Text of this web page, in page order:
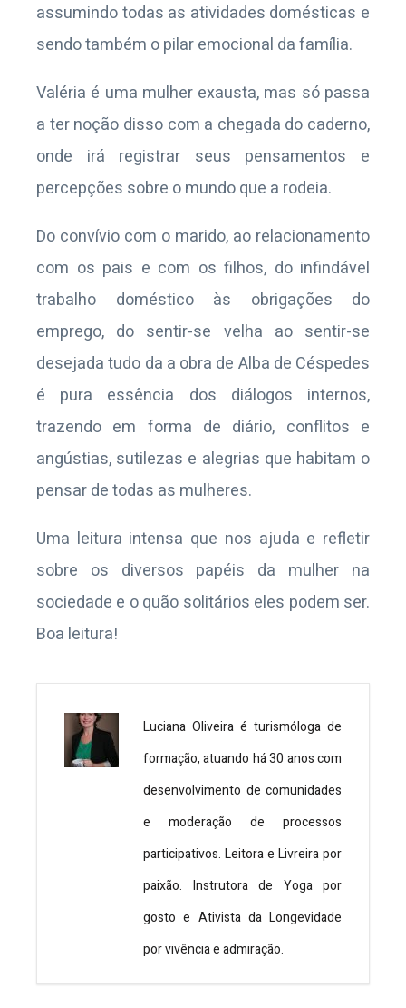
assumindo todas as atividades domésticas e
sendo também o pilar emocional da família.
Valéria é uma mulher exausta, mas só passa
a ter noção disso com a chegada do caderno,
onde irá registrar seus pensamentos e
percepções sobre o mundo que a rodeia.
Do convívio com o marido, ao relacionamento
com os pais e com os filhos, do infindável
trabalho doméstico às obrigações do
emprego, do sentir-se velha ao sentir-se
desejada tudo da a obra de Alba de Céspedes
é pura essência dos diálogos internos,
trazendo em forma de diário, conflitos e
angústias, sutilezas e alegrias que habitam o
pensar de todas as mulheres.
Uma leitura intensa que nos ajuda e refletir
sobre os diversos papéis da mulher na
sociedade e o quão solitários eles podem ser.
Boa leitura!
Luciana Oliveira é turismóloga de
formação, atuando há 30 anos com
desenvolvimento de comunidades
e moderação de processos
participativos. Leitora e Livreira por
paixão. Instrutora de Yoga por
gosto e Ativista da Longevidade
por vivência e admiração.